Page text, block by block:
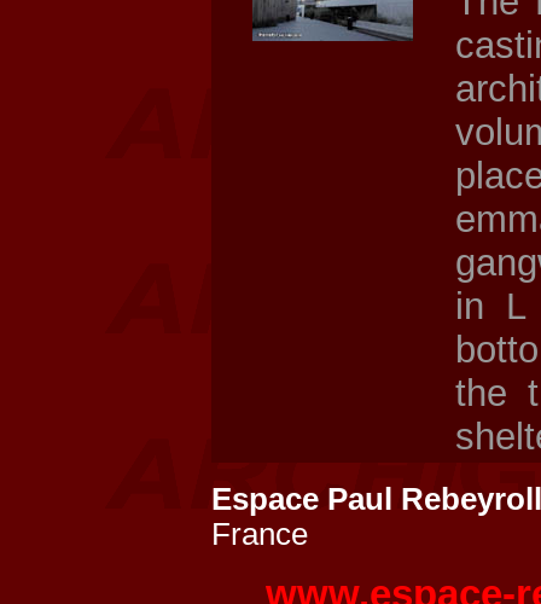
in L
the
Espace Paul
France
www.espace-